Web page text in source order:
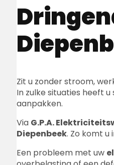
Zit u zonder stroom,
In zulke situaties heeft u
aanpakken.
Via G.P.A.
Diepenbeek. Zo komt
Een probleem met uw